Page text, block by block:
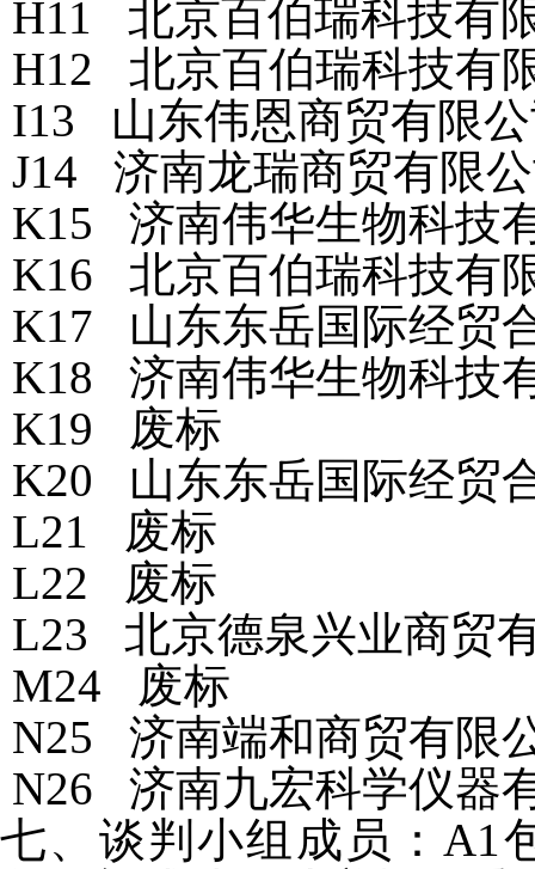
H11 北京百伯瑞科技有
H12 北京百伯瑞科技有
I13 山东伟恩商贸有限
J14 济南龙瑞商贸有限
K15 济南伟华生物科技
K16 北京百伯瑞科技有
K17 山东东岳国际经贸
K18 济南伟华生物科技
K19 废标
K20 山东东岳国际经贸
L21 废标
L22 废标
L23 北京德泉兴业商贸
M24 废标
N25 济南端和商贸有限
N26 济南九宏科学仪器
七、谈判小组成员：A1